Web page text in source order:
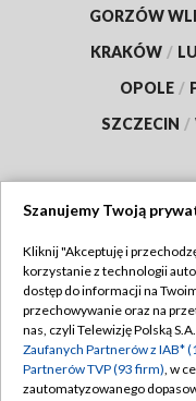
GORZÓW
KRAKÓW /
OPOLE /
SZCZECIN /
Abonament TVP
Emisja w TVP
Centrum informacji
Szanujemy Twoją
Kliknij "Akceptuję i
korzystanie z technologii
dostęp do informacji na
przechowywanie oraz na
nas, czyli Telewizję Polską
Zaufanych Partnerów z IAB*
Partnerów TVP (93 firm), w
zautomatyzowanego